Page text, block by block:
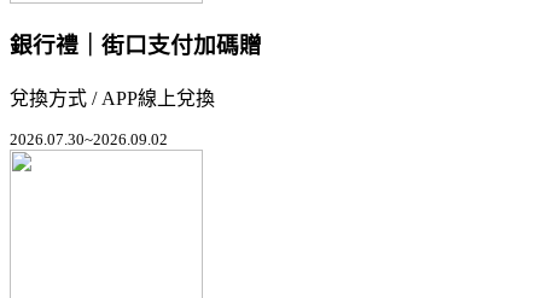
銀行禮｜街口支付加碼贈
兌換方式 / APP線上兌換
2026.07.30~2026.09.02